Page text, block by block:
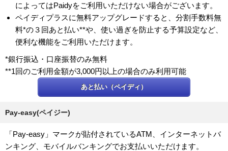
によってはPaidyをご利用いただけない場合がございます。
ペイディプラスに無料アップグレードすると、分割手数料無
料*の３回あと払い**や、使い過ぎを防止する予算設定など、
便利な機能をご利用いただけます。
*銀行振込・口座振替のみ無料
**1回のご利用金額が3,000円以上の場合のみ利用可能
あと払い（ペイディ）
Pay-easy(ペイジー)
「Pay-easy」マークが貼付されているATM、インターネットバ
ンキング、モバイルバンキングでお支払いいただけます。